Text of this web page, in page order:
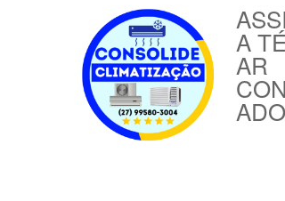
A
AR
ADO